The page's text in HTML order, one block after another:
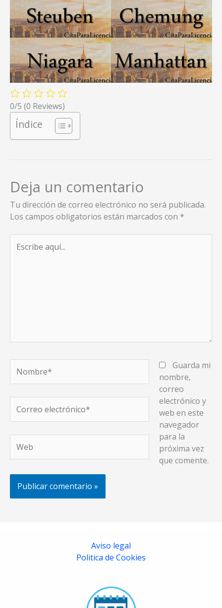
0/5 (0 Reviews)
Índice
Deja un comentario
Tu dirección de correo electrónico no será publicada.
Los campos obligatorios están marcados con *
aquí...
electrónico*
Guarda mi
nombre,
correo
electrónico y
web en este
navegador
para la
próxima vez
que comente.
Aviso legal
Politica de Cookies